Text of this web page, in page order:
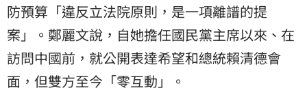
防預算「違反立法院原則，是一項離譜的提
案」。鄭麗文說，自她擔任國民黨主席以來、在
訪問中國前，就公開表達希望和總統賴清德會
面，但雙方至今「零互動」。